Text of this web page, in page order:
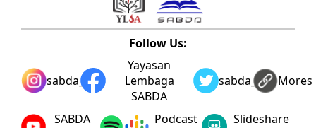
Follow Us:
sabda_ylsa
Yayasan
Lembaga
SABDA
sabda_ylsaMores
SABDA
Podcast
Slideshare